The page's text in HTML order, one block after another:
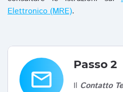
Elettronico (MRE).
email
Passo 2
Il Contatto